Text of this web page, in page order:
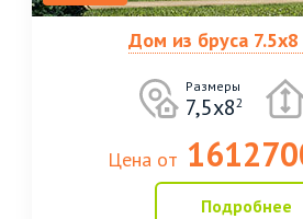
Дом из бруса 7.5х8
Размеры
7,5х82
Цена от
Подробнее